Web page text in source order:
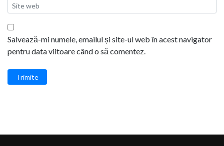
Salvează-mi numele, emailul și site-ul web în acest navigator
pentru data viitoare când o să comentez.
Trimite